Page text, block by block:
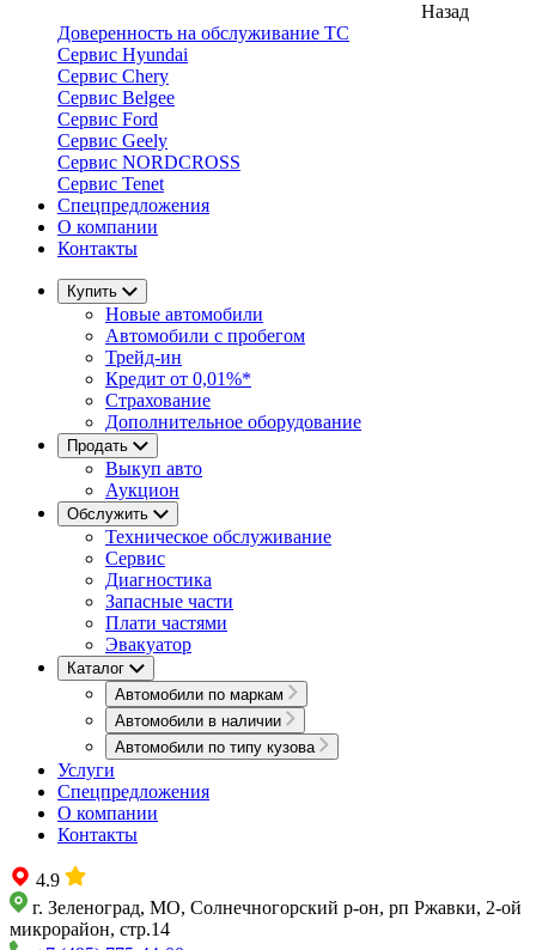
Назад
Доверенность на обслуживание ТС
Сервис Hyundai
Сервис Chery
Сервис Belgee
Сервис Ford
Сервис Geely
Сервис NORDCROSS
Сервис Tenet
Спецпредложения
О компании
Контакты
Купить
Новые автомобили
Автомобили с пробегом
Трейд-ин
Кредит от 0,01%*
Страхование
Дополнительное оборудование
Продать
Выкуп авто
Аукцион
Обслужить
Техническое обслуживание
Сервис
Диагностика
Запасные части
Плати частями
Эвакуатор
Каталог
Автомобили по маркам
Автомобили в наличии
Автомобили по типу кузова
Услуги
Спецпредложения
О компании
Контакты
4.9
г. Зеленоград, МО, Солнечногорский р-он, рп Ржавки, 2-ой
микрорайон, стр.14